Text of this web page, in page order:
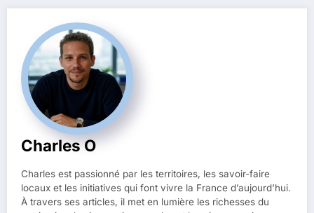
Charles O
Charles est passionné par les territoires, les savoir-faire
locaux et les initiatives qui font vivre la France d’aujourd’hui.
À travers ses articles, il met en lumière les richesses du